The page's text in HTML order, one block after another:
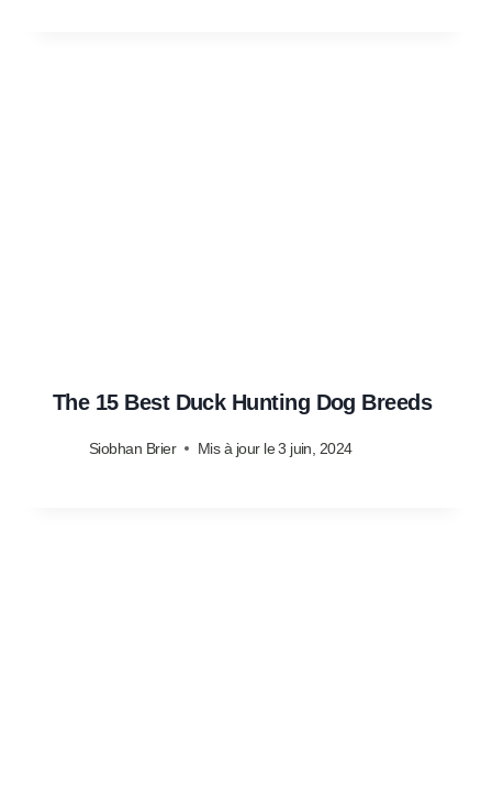
The 15 Best Duck Hunting Dog Breeds
Siobhan Brier Mis à jour le3 juin, 2024